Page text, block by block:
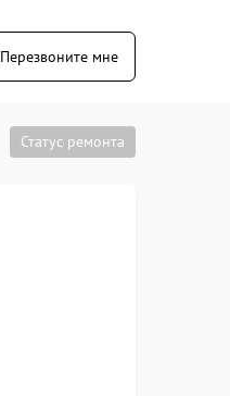
Перезвоните мне
Статус ремонта